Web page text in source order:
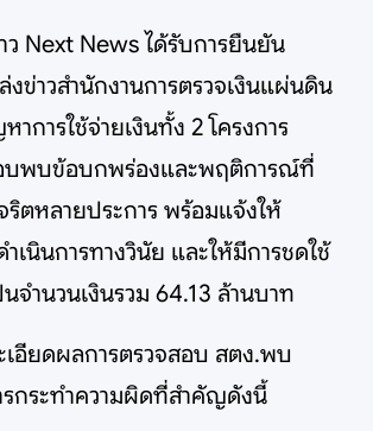
ว Next News ได้รับการยืนยัน
ข่าวสำนักงานการตรวจเงินแผ่นดิน
าการใช้จ่ายเงินทั้ง 2 โครงการ
บพบข้อบกพร่องและพฤติการณ์ที่
ริตหลายประการ พร้อมแจ้งให้
เนินการทางวินัย และให้มีการชดใช้
จำนวนเงินรวม 64.13 ล้านบาท
เอียดผลการตรวจสอบ สตง.พบ
กระทำความผิดที่สำคัญดังนี้